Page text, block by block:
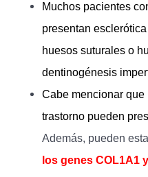
Muchos pacientes
presentan
huesos suturales o
dentinogénesis
Cabe mencionar
trastorno pueden
Además, pueden
los genes COL1A1